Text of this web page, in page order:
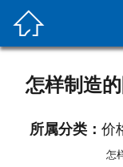

怎样制造
所属分类： 价
怎样制